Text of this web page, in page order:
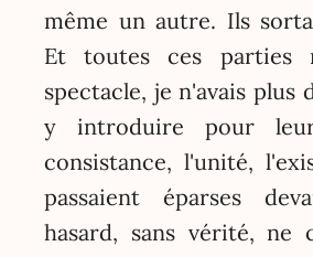
même un autre. Ils
Et toutes ces parties
spectacle, je n'avais plus
y introduire pour
consistance, l'unité,
passaient éparses
hasard, sans vérité, ne